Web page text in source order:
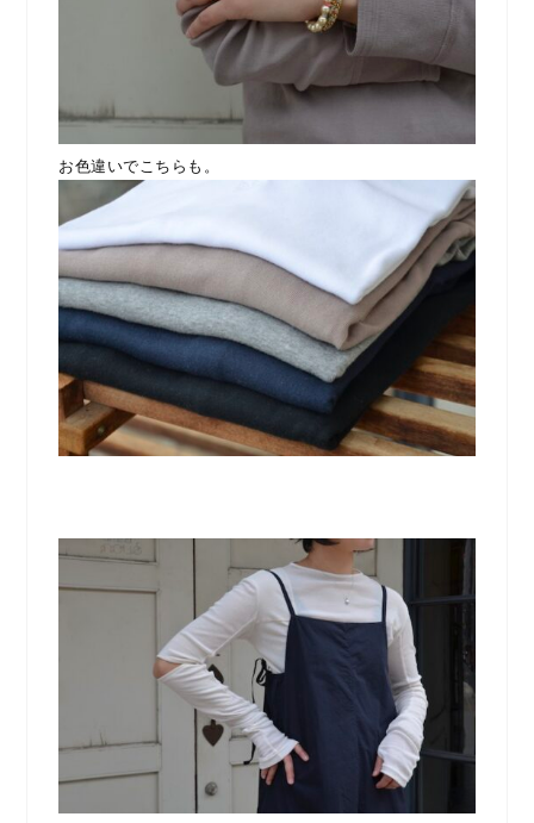
お色違いでこちらも。